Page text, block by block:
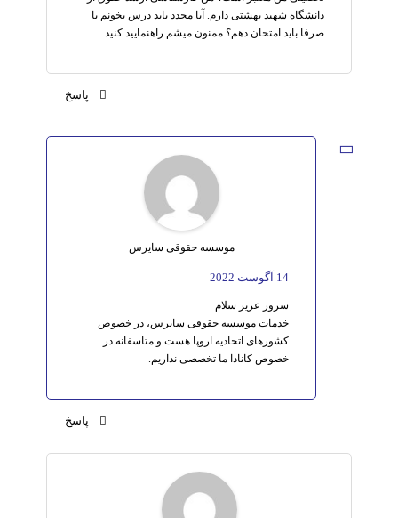
دانشگاه شهید بهشتی دارم. آیا مجدد باید درس بخونم یا
صرفا باید امتحان دهم؟ ممنون میشم راهنمایید کنید.
پاسخ
موسسه حقوقی سایرس
14 آگوست 2022
سرور عزیز سلام
خدمات موسسه حقوقی سایرس، در خصوص
کشورهای اتحادیه اروپا هست و متاسفانه در
خصوص کانادا ما تخصصی نداریم.
پاسخ